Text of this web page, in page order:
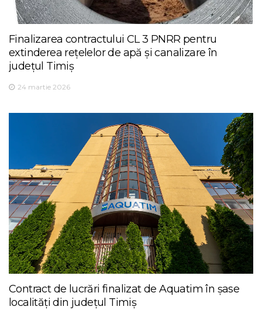
Finalizarea contractului CL 3 PNRR pentru
extinderea rețelelor de apă și canalizare în
județul Timiș
24 martie 2026
Contract de lucrări finalizat de Aquatim în șase
localități din județul Timiș